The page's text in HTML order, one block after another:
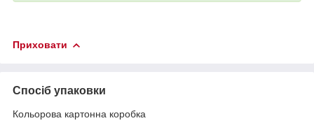
Приховати
Спосіб упаковки
Кольорова картонна коробка